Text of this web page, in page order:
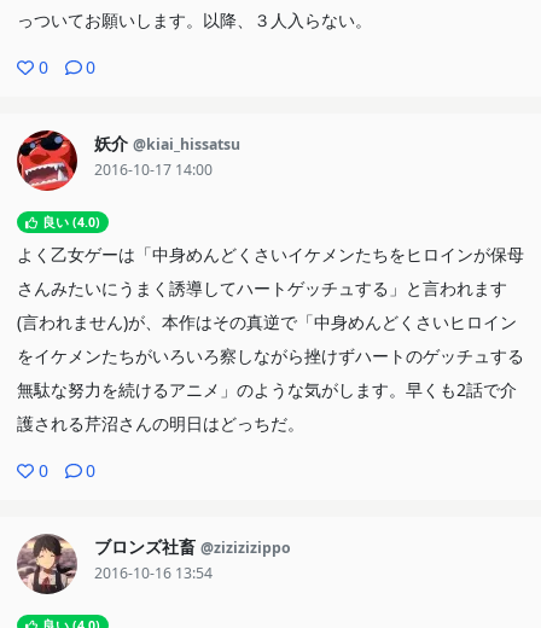
っついてお願いします。以降、３人入らない。
0 0
妖介 @kiai_hissatsu
2016-10-17 14:00
良い (4.0)
よく乙女ゲーは「中身めんどくさいイケメンたちをヒロインが保母
さんみたいにうまく誘導してハートゲッチュする」と言われます
(言われません)が、本作はその真逆で「中身めんどくさいヒロイン
をイケメンたちがいろいろ察しながら挫けずハートのゲッチュする
無駄な努力を続けるアニメ」のような気がします。早くも2話で介
護される芹沼さんの明日はどっちだ。
0 0
ブロンズ社畜 @zizizizippo
2016-10-16 13:54